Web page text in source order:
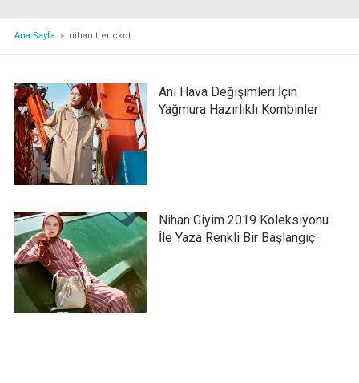
Ana Sayfa » nihan trençkot
Ani Hava Değişimleri İçin
Yağmura Hazırlıklı Kombinler
Nihan Giyim 2019 Koleksiyonu
İle Yaza Renkli Bir Başlangıç